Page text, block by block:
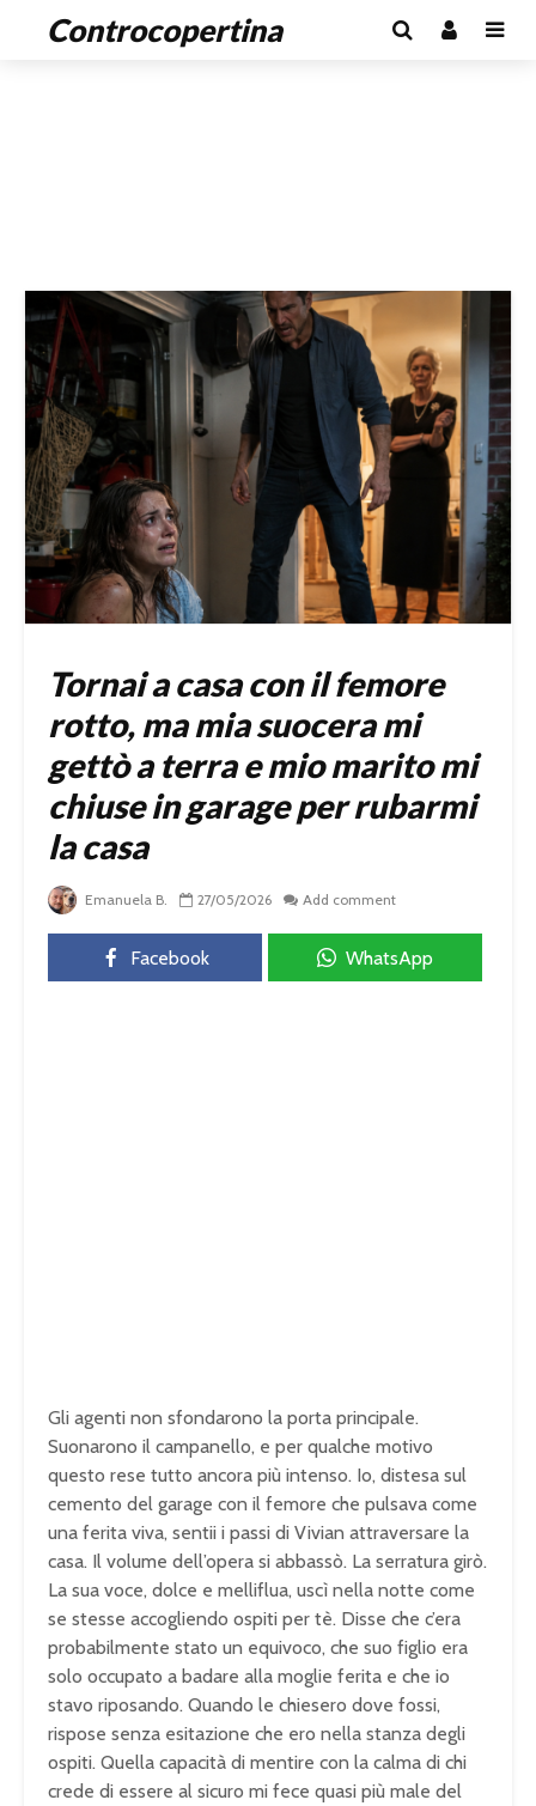
Controcopertina
Tornai a casa con il femore
rotto, ma mia suocera mi
gettò a terra e mio marito mi
chiuse in garage per rubarmi
la casa
Emanuela B. 27/05/2026 Add comment
Facebook WhatsApp
Gli agenti non sfondarono la porta principale.
Suonarono il campanello, e per qualche motivo
questo rese tutto ancora più intenso. Io, distesa sul
cemento del garage con il femore che pulsava come
una ferita viva, sentii i passi di Vivian attraversare la
casa. Il volume dell’opera si abbassò. La serratura girò.
La sua voce, dolce e melliflua, uscì nella notte come
se stesse accogliendo ospiti per tè. Disse che c’era
probabilmente stato un equivoco, che suo figlio era
solo occupato a badare alla moglie ferita e che io
stavo riposando. Quando le chiesero dove fossi,
rispose senza esitazione che ero nella stanza degli
ospiti. Quella capacità di mentire con la calma di chi
crede di essere al sicuro mi fece quasi più male del